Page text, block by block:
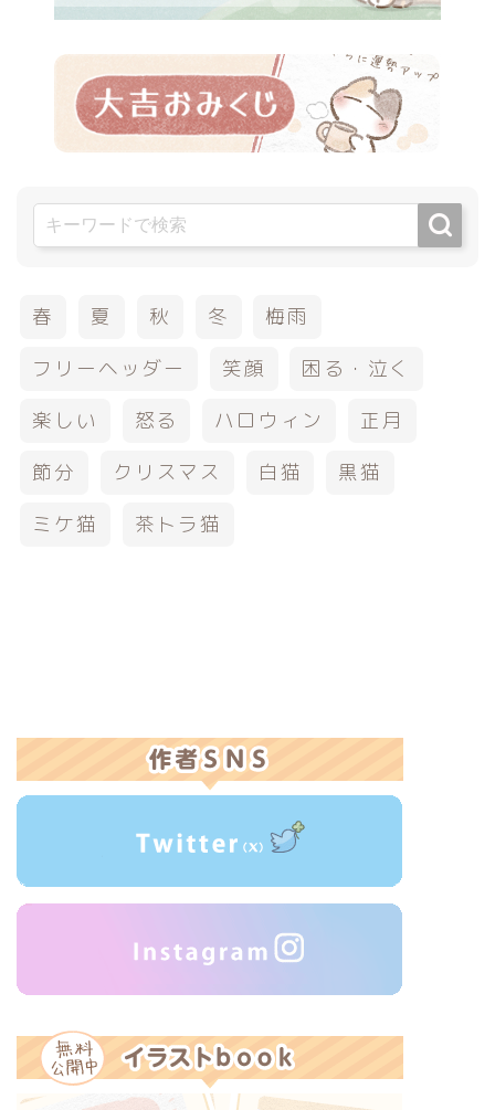
春 夏 秋 冬
梅雨
フリーヘッダー
笑顔
困る・泣く
楽しい
怒る ハロウィン
正月
節分
クリスマス 白猫
黒猫
ミケ猫
茶トラ猫